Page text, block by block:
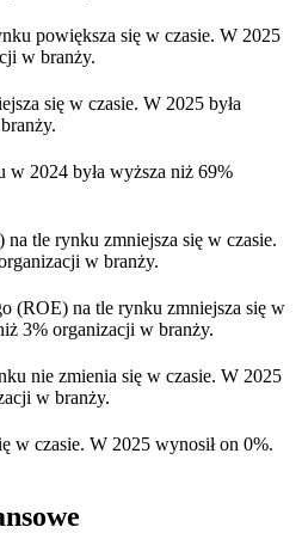
powiększa się w czasie. W 2025
w branży.
się w czasie. W 2025 była
w 2024 była wyższa niż 69%
na tle rynku zmniejsza się w czasie.
w branży.
(ROE) na tle rynku zmniejsza się w
3% organizacji w branży.
nie zmienia się w czasie. W 2025
w branży.
w czasie. W 2025 wynosił on 0%.